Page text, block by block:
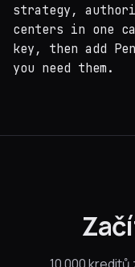
strategy,
centers in one
key, then add
you need them.